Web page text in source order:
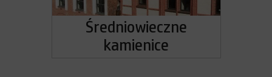
Średniowieczne
kamienice